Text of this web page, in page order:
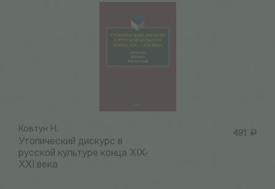
491 Р
Ковтун Н.
Утопический дискурс в
русской культуре конца XIX-
XXI века